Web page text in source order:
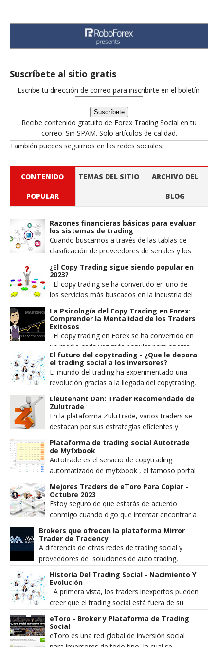
Suscríbete al sitio gratis
Escribe tu dirección de correo para inscribirte en el boletín:
Recibe contenido gratuito de Forex Trading Social en tu
correo. Sin SPAM. Solo artículos de calidad.
También puedes seguirnos en las redes sociales:
CONTENIDO
POPULAR
TEMAS DEL SITIO ARCHIVO DEL
BLOG
Razones financieras básicas para evaluar
los sistemas de trading
Cuando buscamos a través de las tablas de
clasificación de proveedores de señales y los
¿El Copy Trading sigue siendo popular en
2023?
El copy trading se ha convertido en uno de
los servicios más buscados en la industria del
de...
La Psicología del Copy Trading en Forex:
Comprender la Mentalidad de los Traders
Exitosos
El copy trading en Forex se ha convertido en
un medio cada vez más popular para operar
en el mercado de divisas. Implica copiar las
operac...
El futuro del copytrading - ¿Que le depara
el trading social a los inversores?
El mundo del trading ha experimentado una
revolución gracias a la llegada del copytrading,
mercados ...
Lieutenant Dan: Trader Recomendado de
Zulutrade
En la plataforma ZuluTrade, varios traders se
destacan por sus estrategias eficientes y
financiero. Un...
Plataforma de trading social Autotrade
de Myfxbook
Autotrade es el servicio de copytrading
automatizado de myfxbook , el famoso portal
centra en ...
Mejores Traders de eToro Para Copiar -
Octubre 2023
Estoy seguro de que estarás de acuerdo
conmigo cuando digo que intentar encontrar a
es tan fáci...
Brokers que ofrecen la plataforma Mirror
Trader de Tradency
A diferencia de otras redes de trading social y
proveedores de soluciones de auto trading,
Historia Del Trading Social - Nacimiento Y
Evolución
A primera vista, los traders inexpertos pueden
creer que el trading social está fuera de su
eToro - Broker y Plataforma de Trading
Social
eToro es una red global de inversión social